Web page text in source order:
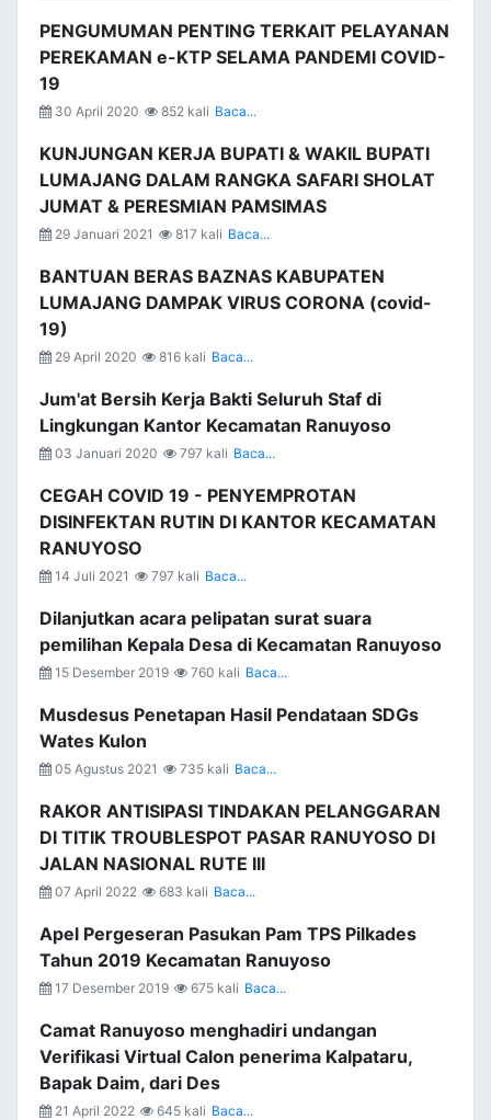
PENGUMUMAN PENTING TERKAIT PELAYANAN
PEREKAMAN e-KTP SELAMA PANDEMI COVID-
19
30 April 2020 852 kali Baca...
KUNJUNGAN KERJA BUPATI & WAKIL BUPATI
LUMAJANG DALAM RANGKA SAFARI SHOLAT
JUMAT & PERESMIAN PAMSIMAS
29 Januari 2021 817 kali Baca...
BANTUAN BERAS BAZNAS KABUPATEN
LUMAJANG DAMPAK VIRUS CORONA (covid-
19)
29 April 2020 816 kali Baca...
Jum'at Bersih Kerja Bakti Seluruh Staf di
Lingkungan Kantor Kecamatan Ranuyoso
03 Januari 2020 797 kali Baca...
CEGAH COVID 19 - PENYEMPROTAN
DISINFEKTAN RUTIN DI KANTOR KECAMATAN
RANUYOSO
14 Juli 2021 797 kali Baca...
Dilanjutkan acara pelipatan surat suara
pemilihan Kepala Desa di Kecamatan Ranuyoso
15 Desember 2019 760 kali Baca...
Musdesus Penetapan Hasil Pendataan SDGs
Wates Kulon
05 Agustus 2021 735 kali Baca...
RAKOR ANTISIPASI TINDAKAN PELANGGARAN
DI TITIK TROUBLESPOT PASAR RANUYOSO DI
JALAN NASIONAL RUTE III
07 April 2022 683 kali Baca...
Apel Pergeseran Pasukan Pam TPS Pilkades
Tahun 2019 Kecamatan Ranuyoso
17 Desember 2019 675 kali Baca...
Camat Ranuyoso menghadiri undangan
Verifikasi Virtual Calon penerima Kalpataru,
Bapak Daim, dari Des
21 April 2022 645 kali Baca...